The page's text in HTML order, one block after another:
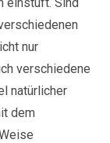
nur
verschiedene
natürlicher
dem